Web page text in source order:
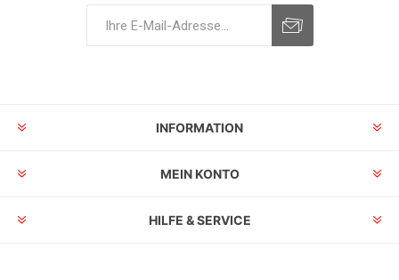
INFORMATION
MEIN KONTO
HILFE & SERVICE